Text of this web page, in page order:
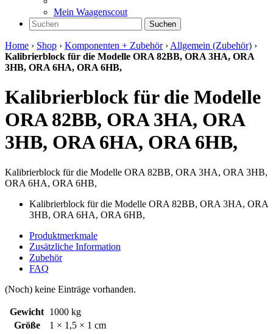
Mein Waagenscout
Suchen
Home › Shop › Komponenten + Zubehör› Allgemein (Zubehör) ›
Kalibrierblock für die Modelle ORA 82BB, ORA 3HA, ORA
3HB, ORA 6HA, ORA 6HB,
Kalibrierblock für die Modelle
ORA 82BB, ORA 3HA, ORA
3HB, ORA 6HA, ORA 6HB,
Kalibrierblock für die Modelle ORA 82BB, ORA 3HA, ORA 3HB,
ORA 6HA, ORA 6HB,
Kalibrierblock für die Modelle ORA 82BB, ORA 3HA, ORA
3HB, ORA 6HA, ORA 6HB,
Produktmerkmale
Zusätzliche Information
Zubehör
FAQ
(Noch) keine Einträge vorhanden.
Gewicht 1000 kg
Größe
1 × 1,5 × 1 cm